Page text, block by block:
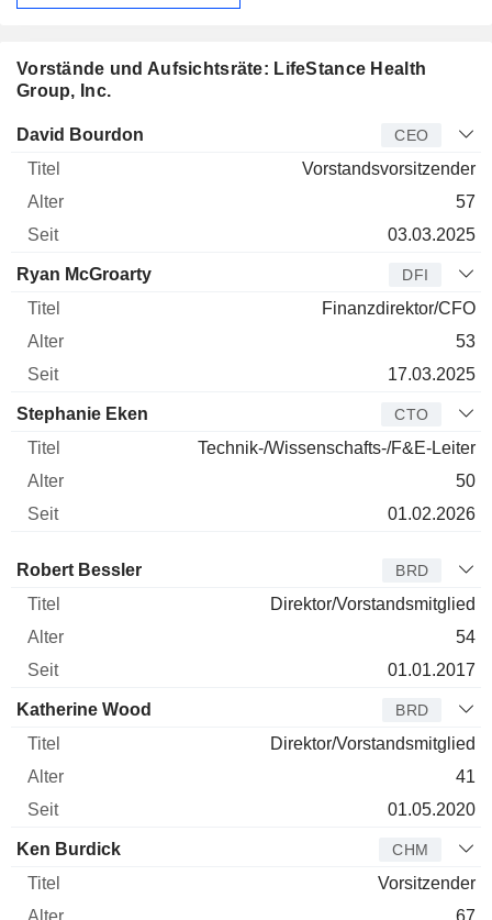
Vorstände und Aufsichtsräte: LifeStance Health
Group, Inc.
Manager Titel Alter
David Bourdon CEO
Vorstandsvorsitzender
57
03.03.2025
Ryan McGroarty DFI
Finanzdirektor/CFO
53
17.03.2025
Stephanie Eken CTO
Technik-/Wissenschafts-/F&E-Leiter
50
01.02.2026
Verwaltungsratsmitglied
Robert Bessler BRD
Direktor/Vorstandsmitglied
54
01.01.2017
Katherine Wood BRD
Direktor/Vorstandsmitglied
41
01.05.2020
Ken Burdick CHM
Vorsitzender
67